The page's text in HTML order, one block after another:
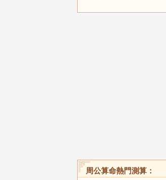
周公算命熱門測算：